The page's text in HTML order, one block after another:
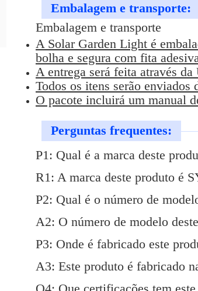
Embalagem e transporte:
Embalagem e transporte
A Solar Garden Light é
bolha e segura com fita
A entrega será feita através
Todos os itens serão enviados
O pacote incluirá um manual
Perguntas frequentes:
P1: Qual é a marca deste
R1: A marca deste produto é
P2: Qual é o número de
A2: O número de modelo
P3: Onde é fabricado este
A3: Este produto é fabricado